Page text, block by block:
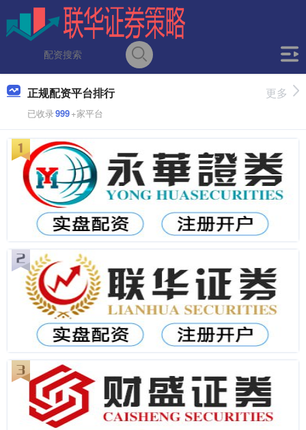
正规配资平台排行
已收录999+家平台
更多